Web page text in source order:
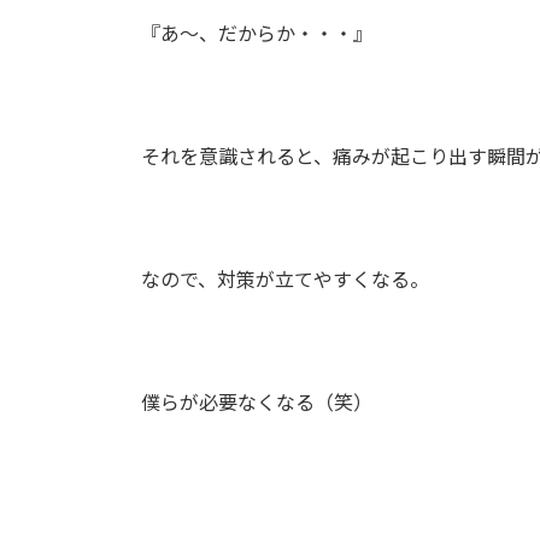
『あ～、だからか・・・』
それを意識されると、痛みが起こり出す瞬間
なので、対策が立てやすくなる。
僕らが必要なくなる（笑）